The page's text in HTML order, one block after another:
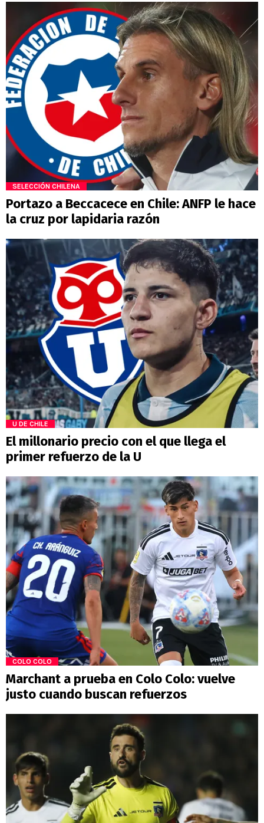
SELECCIÓN CHILENA
Portazo a Beccacece en Chile: ANFP le hace
la cruz por lapidaria razón
U DE CHILE
El millonario precio con el que llega el
primer refuerzo de la U
COLO COLO
Marchant a prueba en Colo Colo: vuelve
justo cuando buscan refuerzos